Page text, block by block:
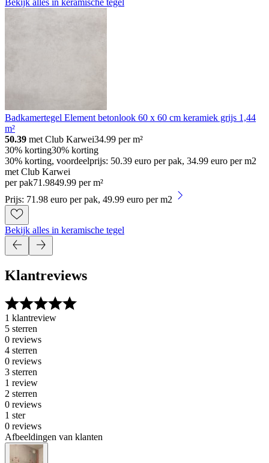
Bekijk alles in keramische tegel
Badkamertegel Element betonlook 60 x 60 cm keramiek grijs 1,44
m²
50.39 met Club Karwei34.99 per m²
30% korting30% korting
30% korting, voordeelprijs: 50.39 euro per pak, 34.99 euro per m2
met Club Karwei
per pak71 .9849.99 per m²
Prijs: 71.98 euro per pak, 49.99 euro per m2
Bekijk alles in keramische tegel
Klantreviews
1 klantreview
5 sterren
0 reviews
4 sterren
0 reviews
3 sterren
1 review
2 sterren
0 reviews
1 ster
0 reviews
Afbeeldingen van klanten